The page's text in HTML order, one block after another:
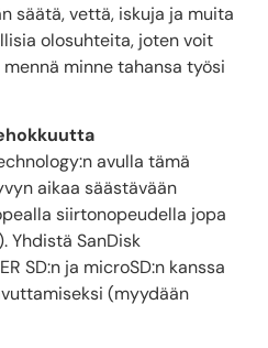
säätä, vettä, iskuja ja muita
olosuhteita, joten voit
minne tahansa työsi
avulla tämä
aikaa säästävään
siirtonopeudella jopa
Yhdistä SanDisk
SD:n ja microSD:n kanssa
(myydään